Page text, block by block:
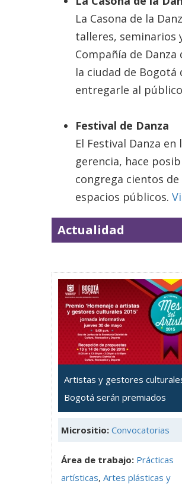
La Casona de la
talleres, seminarios
Compañía de
la ciudad de
entregarle al
Festival de Danza
El Festival Danza
gerencia, hace
congrega cientos
espacios públicos.
Actualidad
Artistas y gestores
Bogotá serán premiados
Micrositio: Convocatorias
Área de trabajo: Prácticas
artísticas, Artes plásticas y